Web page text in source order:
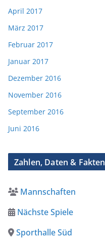
April 2017
März 2017
Februar 2017
Januar 2017
Dezember 2016
November 2016
September 2016
Juni 2016
Zahlen, Daten & Fakten
Mannschaften
Nächste Spiele
Sporthalle Süd